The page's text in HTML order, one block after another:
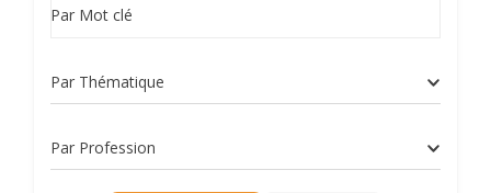
Par Mot clé
Par Thématique
Par Profession